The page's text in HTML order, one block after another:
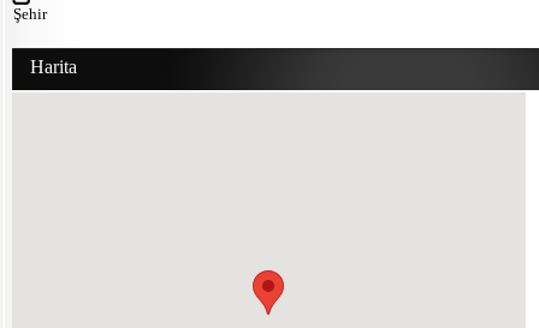
Şehir
Harita